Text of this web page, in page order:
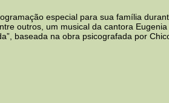
especial para sua família
outros, um musical da cantora Eugenia
baseada na obra psicografada por